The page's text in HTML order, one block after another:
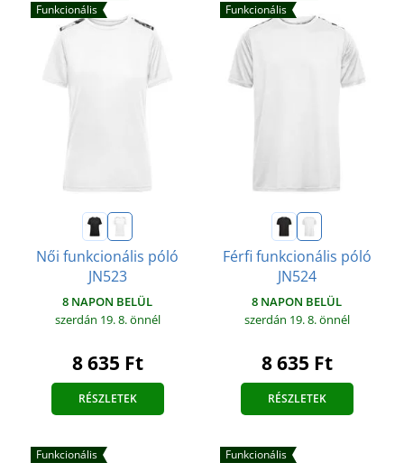
Funkcionális
Női funkcionális póló
JN523
8 NAPON BELÜL
szerdán 19. 8.önnél
8 635 Ft
RÉSZLETEK
Funkcionális
Férfi funkcionális póló
JN524
8 NAPON BELÜL
szerdán 19. 8.önnél
8 635 Ft
RÉSZLETEK
Funkcionális Funkcionális